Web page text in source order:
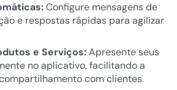
Configure mensagens de
e respostas rápidas para agilizar
e Serviços:Apresente seus
no aplicativo, facilitando a
com clientes.